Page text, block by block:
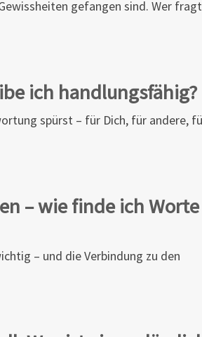
gefangen sind. Wer
ich handlungsfähig?
spürst – für Dich, für andere,
– wie finde ich Worte
– und die Verbindung zu den